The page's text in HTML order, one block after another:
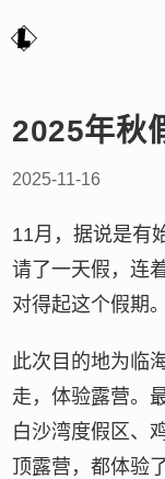
2025年秋
2025-11-16
11月，据说是有
请了一天假，连
对得起这个假期。
此次目的地为临
走，体验露营。
白沙湾度假区、
顶露营，都体验